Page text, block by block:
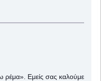
ρέμα». Εμείς σας καλούμε